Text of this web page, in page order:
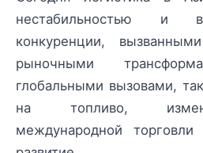
нестабильностью и
конкуренции,
рыночными
глобальными вызовами,
на топливо,
международной торговли